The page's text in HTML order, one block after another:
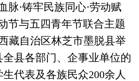
·铸牢民族同心·劳动赋
节与五四青年节联合主题
藏自治区林芝市墨脱县举
全县各部门、企事业单位的
代表及各族民众200余人